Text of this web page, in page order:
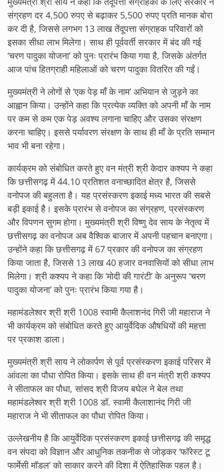
संग्रहण दर 4,500 रुपए से बढ़ाकर 5,500 रुपए प्रति मानक बोरा
कर दी है, जिससे लगभग 13 लाख तेंदूपत्ता संग्राहक परिवारों को
इसका सीधा लाभ मिलेगा। साथ ही पूर्ववर्ती सरकार में बंद की गई
‘चरण पादुका योजना’ को पुनः प्रारंभ किया गया है, जिसके अंतर्गत
आज पांच हितग्राही महिलाओं को चरण पादुका वितरित की गईं।
मुख्यमंत्री ने लोगों से ‘एक पेड़ माँ के नाम’ अभियान से जुड़ने का
आह्वान किया। उन्होंने कहा कि प्रत्येक व्यक्ति को अपनी माँ के नाम
पर कम से कम एक पेड़ अवश्य लगाना चाहिए और उसका संरक्षण
करना चाहिए। इससे पर्यावरण संरक्षण के साथ ही माँ के प्रति सम्मान
भाव भी बना रहेगा।
कार्यक्रम को संबोधित करते हुए वन मंत्री श्री केदार कश्यप ने कहा
कि छत्तीसगढ़ में 44.10 प्रतिशत वनाच्छादित क्षेत्र है, जिससे
वनोपज की बहुलता है। यह प्रसंस्करण इकाई मध्य भारत की सबसे
बड़ी इकाई है। इसके प्रारंभ से वनोपज का संग्रहण, प्रसंस्करण
और विपणन सुगम होगा। मुख्यमंत्री श्री विष्णु देव साय के नेतृत्व में
छत्तीसगढ़ का वनोपज अब वैश्विक बाजार में अपनी पहचान बनाएगा।
उन्होंने कहा कि छत्तीसगढ़ में 67 प्रकार की वनोपज का संग्रहण
किया जाता है, जिससे 13 लाख 40 हजार वनवासियों को सीधा लाभ
मिलेगा। श्री कश्यप ने कहा कि ‘मोदी की गारंटी’ के अनुरूप ‘चरण
पादुका योजना’ को पुनः प्रारंभ किया गया है।
महामंडलेश्वर श्री श्री 1008 स्वामी कैलाशनंद गिरी जी महाराज ने
भी कार्यक्रम को संबोधित करते हुए आयुर्वेदिक औषधियों की महत्ता
पर प्रकाश डाला।
मुख्यमंत्री श्री साय ने लोकार्पण से पूर्व प्रसंस्करण इकाई परिसर में
आंवला का पौधा रोपित किया। इसके साथ ही वन मंत्री श्री कश्यप
ने सीताफल का पौधा, सांसद श्री विजय बघेल ने बेल तथा
महामंडलेश्वर श्री श्री 1008 डॉ. स्वामी कैलाशानंद गिरी जी
महाराज ने भी सीताफल का पौधा रोपित किया।
उल्लेखनीय है कि आयुर्वेदिक प्रसंस्करण इकाई छत्तीसगढ़ की समृद्ध
वन संपदा को विज्ञान और आधुनिक तकनीक से जोड़कर ‘फॉरेस्ट टू
फार्मेसी मॉडल’ को साकार करने की दिशा में ऐतिहासिक पहल है।